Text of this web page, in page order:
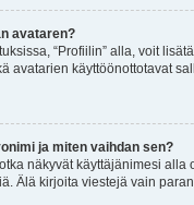
avataren?
“Profiilin” alla, voit
avatarien käyttöönottotavat
ja miten vaihdan sen?
näkyvät käyttäjänimesi
Älä kirjoita viestejä vain